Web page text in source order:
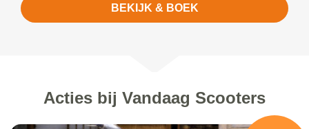
BEKIJK & BOEK
Acties bij Vandaag Scooters